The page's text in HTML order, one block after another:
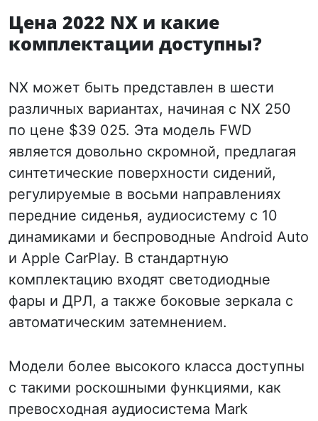
Цена 2022 NX и какие
комплектации доступны?
NX может быть представлен в шести
различных вариантах, начиная с NX 250
по цене $39 025. Эта модель FWD
является довольно скромной, предлагая
синтетические поверхности сидений,
регулируемые в восьми направлениях
передние сиденья, аудиосистему с 10
динамиками и беспроводные Android Auto
и Apple CarPlay. В стандартную
комплектацию входят светодиодные
фары и ДРЛ, а также боковые зеркала с
автоматическим затемнением.
Модели более высокого класса доступны
с такими роскошными функциями, как
превосходная аудиосистема Mark